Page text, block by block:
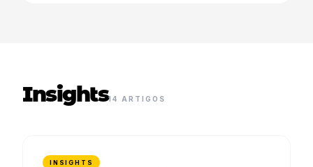
Insights14 ARTIGOS
INSIGHTS